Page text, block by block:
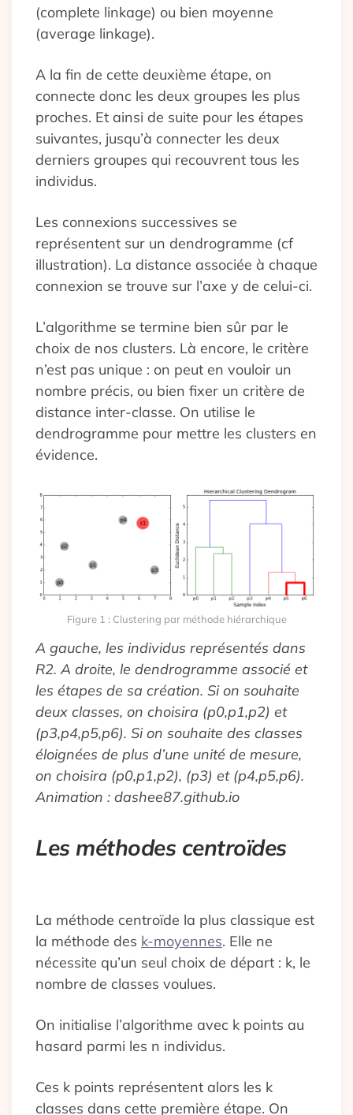
(complete linkage) ou bien moyenne
(average linkage).
A la fin de cette deuxième étape, on
connecte donc les deux groupes les plus
proches. Et ainsi de suite pour les étapes
suivantes, jusqu’à connecter les deux
derniers groupes qui recouvrent tous les
individus.
Les connexions successives se
représentent sur un dendrogramme (cf
illustration). La distance associée à chaque
connexion se trouve sur l’axe y de celui-ci.
L’algorithme se termine bien sûr par le
choix de nos clusters. Là encore, le critère
n’est pas unique : on peut en vouloir un
nombre précis, ou bien fixer un critère de
distance inter-classe. On utilise le
dendrogramme pour mettre les clusters en
évidence.
Figure 1 : Clustering par méthode hiérarchique
A gauche, les individus représentés dans
R2. A droite, le dendrogramme associé et
les étapes de sa création. Si on souhaite
deux classes, on choisira (p0,p1,p2) et
(p3,p4,p5,p6). Si on souhaite des classes
éloignées de plus d’une unité de mesure,
on choisira (p0,p1,p2), (p3) et (p4,p5,p6).
Animation : dashee87.github.io
Les méthodes centroïdes
La méthode centroïde la plus classique est
la méthode des k-moyennes. Elle ne
nécessite qu’un seul choix de départ : k, le
nombre de classes voulues.
On initialise l’algorithme avec k points au
hasard parmi les n individus.
Ces k points représentent alors les k
classes dans cette première étape. On